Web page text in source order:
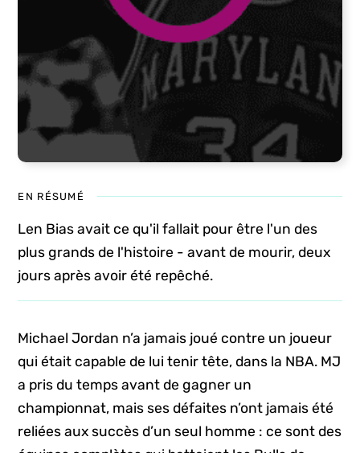
EN RÉSUMÉ
Len Bias avait ce qu'il fallait pour être l'un des
plus grands de l'histoire - avant de mourir, deux
jours après avoir été repêché.
Michael Jordan n’a jamais joué contre un joueur
qui était capable de lui tenir tête, dans la NBA. MJ
a pris du temps avant de gagner un
championnat, mais ses défaites n’ont jamais été
reliées aux succès d’un seul homme : ce sont des